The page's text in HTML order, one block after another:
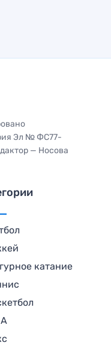
Эл № ФС77-
— Носова
катание